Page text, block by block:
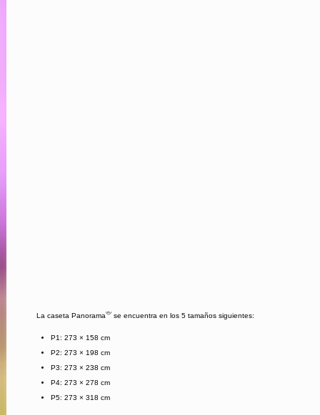
La caseta Panorama®se encuentra en los 5 tamaños siguientes:
P1: 273 × 158 cm
P2: 273 × 198 cm
P3: 273 × 238 cm
P4: 273 × 278 cm
P5: 273 × 318 cm